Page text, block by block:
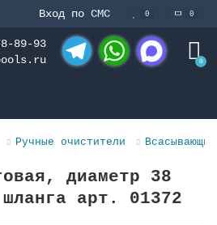
Вход по СМС 0 0
89-93
0
Ручные очистители
диаметр 38
арт. 01372